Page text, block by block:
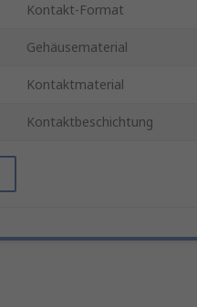
Kontakt-Format
Gehäusematerial
Kontaktmaterial
Kontaktbeschichtung